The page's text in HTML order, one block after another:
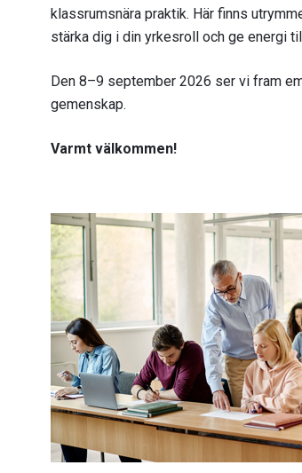
klassrumsnära praktik. Här finns
stärka dig i din yrkesroll och ge energi
Den 8–9 september 2026 ser vi fram
gemenskap.
Varmt välkommen!